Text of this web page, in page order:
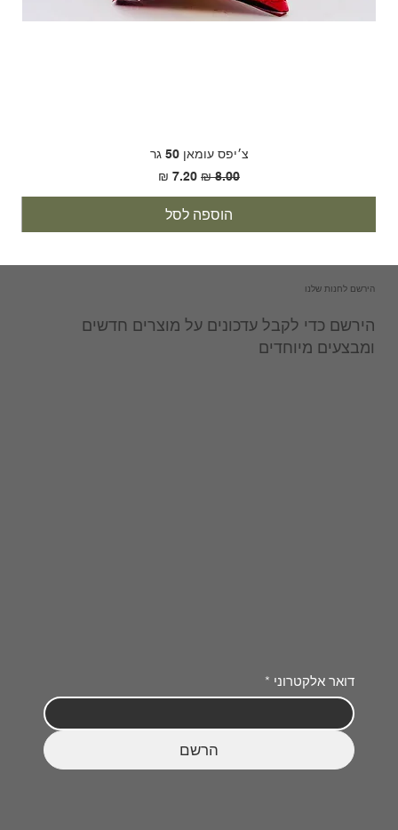
צ׳יפס עומאן 50 גר
מחיר רגילמחיר מבצע
הוספה לסל
הירשם כדי לקבל עדכונים על מוצרים חדשים
ומבצעים מיוחדים
הירשם לחנות שלנו
דואר אלקטרוני *
הרשם